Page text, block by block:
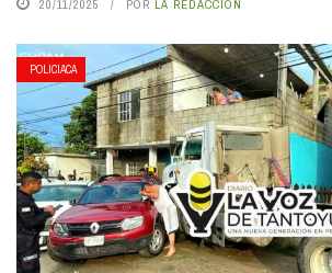
20/11/2025 POR LA REDACCIÓN
POLICIACA